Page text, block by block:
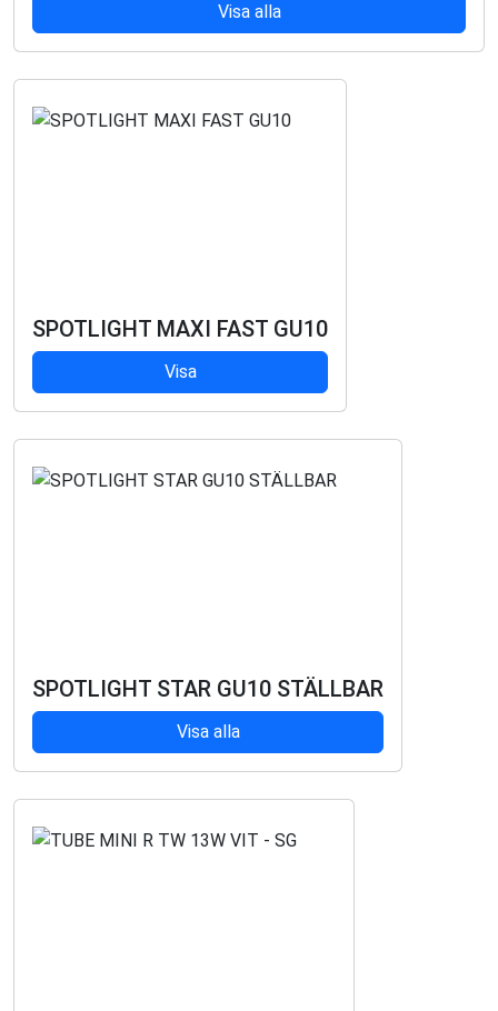
Visa alla
SPOTLIGHT MAXI FAST GU10
Visa
SPOTLIGHT STAR GU10 STÄLLBAR
Visa alla